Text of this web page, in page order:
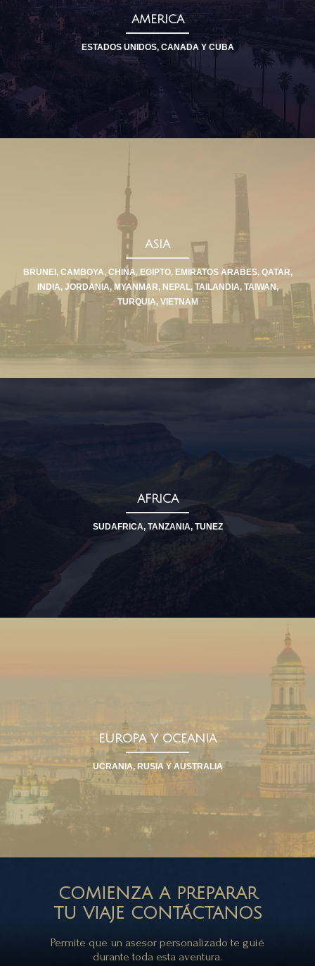
AMERICA
ESTADOS UNIDOS, CANADA Y CUBA
ASIA
BRUNEI, CAMBOYA, CHINA, EGIPTO, EMIRATOS ARABES, QATAR,
INDIA, JORDANIA, MYANMAR, NEPAL, TAILANDIA, TAIWAN,
TURQUIA, VIETNAM
AFRICA
SUDAFRICA, TANZANIA, TUNEZ
EUROPA Y OCEANIA
UCRANIA, RUSIA Y AUSTRALIA
COMIENZA A PREPARAR
TU VIAJE CONTÁCTANOS
Permite que un asesor personalizado te guié
durante toda esta aventura.